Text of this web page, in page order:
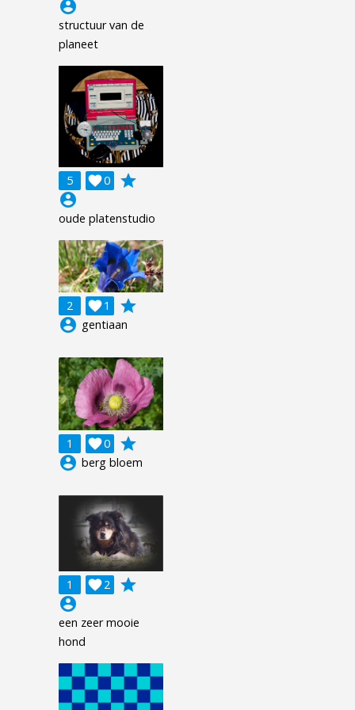
account_circle
structuur van de
planeet
5 0

grade
account_circle
oude platenstudio
2 1

grade
account_circle gentiaan
1 0

grade
account_circle berg bloem
1 2

grade
account_circle
een zeer mooie
hond